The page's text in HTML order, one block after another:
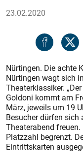
23.02.2020
Nürtingen. Die achte
Nürtingen wagt sich
Theaterklassiker.
Goldoni kommt am
März, jeweils um 19
Besucher dürfen sich
Theaterabend
Platzzahl begrenzt.
Eintrittskarten